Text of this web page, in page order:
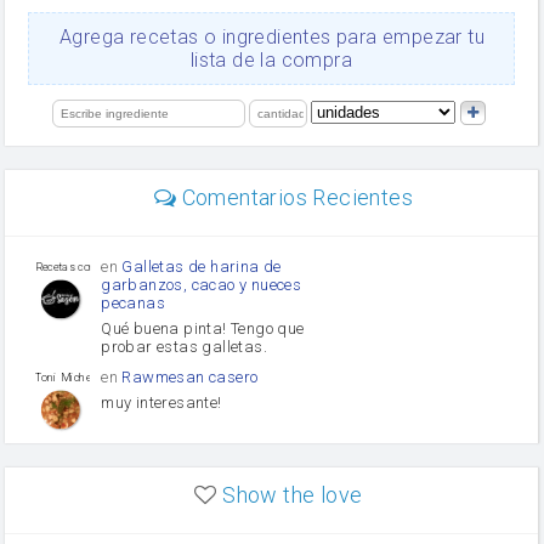
Ajos
orégano
limón
Agrega recetas o ingredientes para empezar tu
lista de la compra
Comentarios Recientes
Recetas con sazon
en Galletas de harina de
garbanzos, cacao y nueces
pecanas
Qué buena pinta! Tengo que
probar estas galletas.
Toni Michel Caubet
en Rawmesan casero
muy interesante!
enLasaña casera fácil y
Show the love